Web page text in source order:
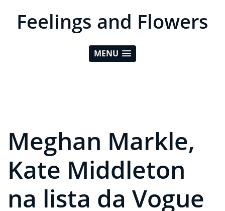
Feelings and Flowers
MENU
Meghan Markle,
Kate Middleton
na lista da Vogue